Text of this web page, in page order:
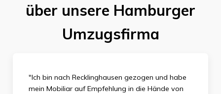
über unsere Hamburger
Umzugsfirma
"Ich bin nach Recklinghausen gezogen und habe
mein Mobiliar auf Empfehlung in die Hände von